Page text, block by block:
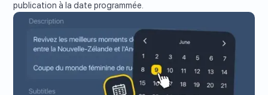
publication à la date programmée.